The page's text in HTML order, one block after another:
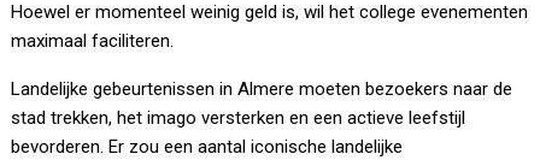
Hoewel er momenteel weinig geld is, wil het college evenementen
maximaal faciliteren.
Landelijke gebeurtenissen in Almere moeten bezoekers naar de
stad trekken, het imago versterken en een actieve leefstijl
bevorderen. Er zou een aantal iconische landelijke